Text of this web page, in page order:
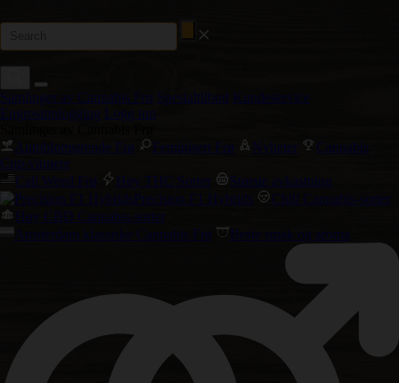
Samlinger av Cannabis Frø Spesialtilbud Kundeservice
Engrosinnlogging Logg inn
Autoblomstrende Frø
Feminisert Frø Nyheter
Cannabis
Cup-vinnere
Cali Weed Frø
Høy THC Sorter
Største avkastning
Precision F1 Hybrids
Chill Cannabis-sorter
Høy CBD Cannabis-sorter
Amsterdam klassiske Cannabis Frø
Beste smak og aroma